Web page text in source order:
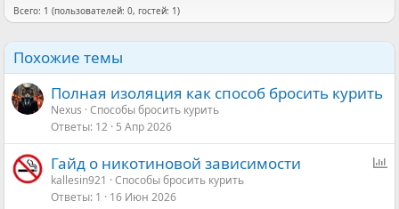
Тут такое дело, что отказ от употребления наркотиков
всегда хорошо для человека, и не всем это приемлемо.
Тот, кто стремиться к благу для людей, станет вашем
другом, а тот, кто идет к деградации, будет стремиться вас
унижать.
освобождаете свой потенциал, который раньше сливали с
помощью сигарет, вы обнаружите в себе новые таланты и
стремления, которые не дадут вам скучать.
Всего: 1 (пользователей: 0, гостей: 1)
Похожие темы
Полная изоляция как способ бросить курить
Nexus Способы бросить курить
Ответы 12 5 Апр 2026
О
Гайд о никотиновой зависимости
kallesin921
Способы бросить курить
Ответы 1 16 Июн 2026